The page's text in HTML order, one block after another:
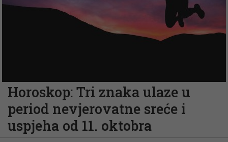
Horoskop: Tri znaka ulaze u
period nevjerovatne sreće i
uspjeha od 11. oktobra